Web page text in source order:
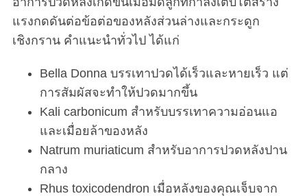
แรงกดดันต่อข้อต่อของหลังส่วนล่างและกระดูก
เชิงกราน คำแนะนำทั่วไป ได้แก่
Bella Donna บรรเทาปวดได้เร็วและหายเร็ว แต่
การสัมผัสจะทำให้ปวดมากขึ้น
Kali carbonicum สำหรับบรรเทาความอ่อนแอ
และเมื่อยล้าของหลัง
Natrum muriaticum สำหรับอาการปวดหลังปาน
กลาง
Rhus toxicodendron เมื่อหลังของคุณเจ็บจาก